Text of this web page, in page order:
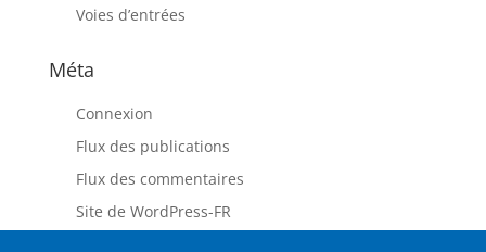
Voies d’entrées
Méta
Connexion
Flux des publications
Flux des commentaires
Site de WordPress-FR